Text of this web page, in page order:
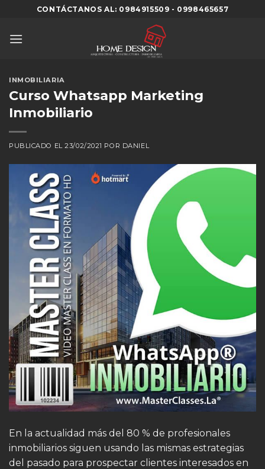
content
CONTÁCTANOS AL: 0984915509 - 0998465657
INMOBILIARIA
Curso Whatsapp Marketing
Inmobiliario
PUBLICADO EL23/02/2021 POR DANIEL
En la actualidad más del 80 % de profesionales
inmobiliarios siguen usando las mismas estrategias
del pasado para prospectar clientes interesados en